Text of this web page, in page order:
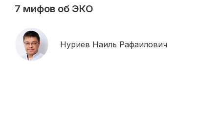
7 мифов об ЭКО
Нуриев Наиль Рафаилович